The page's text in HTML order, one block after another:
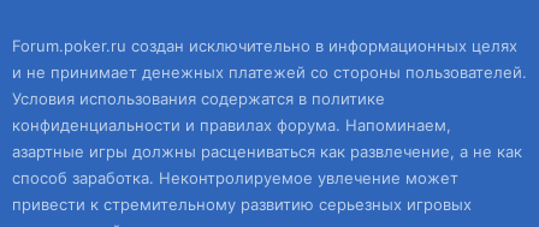
Forum.poker.ru создан исключительно в информационных целях
и не принимает денежных платежей со стороны пользователей.
Условия использования содержатся в политике
конфиденциальности и правилах форума. Напоминаем,
азартные игры должны расцениваться как развлечение, а не как
способ заработка. Неконтролируемое увлечение может
привести к стремительному развитию серьезных игровых